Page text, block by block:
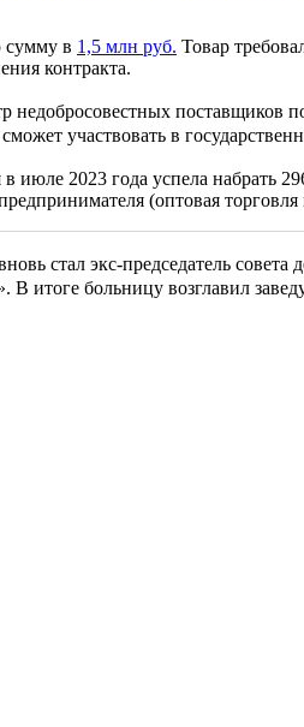
сумму в 1,5 млн руб. Товар
контракта.
недобросовестных поставщиков
участвовать в
июле 2023 года успела набрать
(оптовая
стал экс-председатель совета
В итоге больницу возглавил